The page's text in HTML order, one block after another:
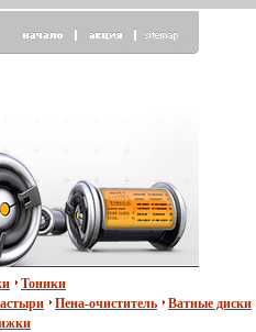
Тоники
Пена-очиститель Ватные диски